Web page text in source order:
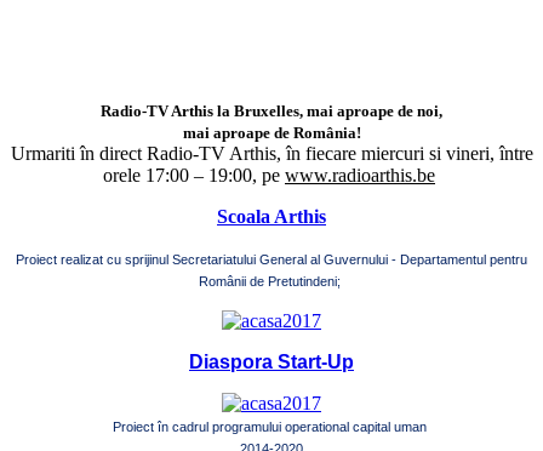
Radio-TV Arthis la Bruxelles, mai aproape de noi,
mai aproape de România!
Urmariti în direct Radio-TV Arthis, în fiecare miercuri si vineri, între
orele 17:00 – 19:00, pe www.radioarthis.be
Scoala Arthis
Proiect realizat cu sprijinul Secretariatului General al Guvernului - Departamentul pentru
Românii de Pretutindeni;
Diaspora Start-Up
Proiect în cadrul programului operational capital uman